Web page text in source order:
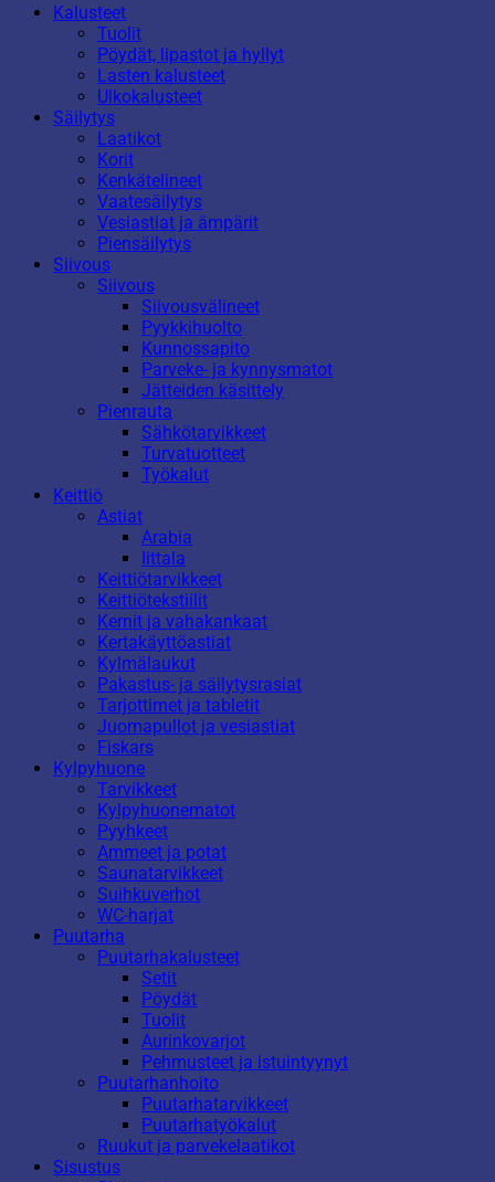
Kalusteet
Tuolit
Pöydät, lipastot ja hyllyt
Lasten kalusteet
Ulkokalusteet
Säilytys
Laatikot
Korit
Kenkätelineet
Vaatesäilytys
Vesiastiat ja ämpärit
Piensäilytys
Siivous
Siivous
Siivousvälineet
Pyykkihuolto
Kunnossapito
Parveke- ja kynnysmatot
Jätteiden käsittely
Pienrauta
Sähkötarvikkeet
Turvatuotteet
Työkalut
Keittiö
Astiat
Arabia
Iittala
Keittiötarvikkeet
Keittiötekstiilit
Kernit ja vahakankaat
Kertakäyttöastiat
Kylmälaukut
Pakastus- ja säilytysrasiat
Tarjottimet ja tabletit
Juomapullot ja vesiastiat
Fiskars
Kylpyhuone
Tarvikkeet
Kylpyhuonematot
Pyyhkeet
Ammeet ja potat
Saunatarvikkeet
Suihkuverhot
WC-harjat
Puutarha
Puutarhakalusteet
Setit
Pöydät
Tuolit
Aurinkovarjot
Pehmusteet ja istuintyynyt
Puutarhanhoito
Puutarhatarvikkeet
Puutarhatyökalut
Ruukut ja parvekelaatikot
Sisustus